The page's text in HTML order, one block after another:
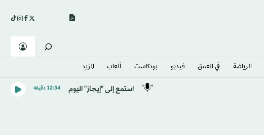
الرياضة في العمق فيديو بودكاست ألعاب المزيد
استمع إلى "إيجاز" اليوم 12:34 دقيقه